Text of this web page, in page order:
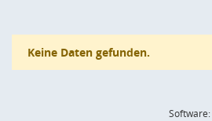
Keine Daten gefunden.
Software: